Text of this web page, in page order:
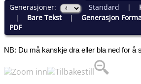
Generasjoner: Standard |
| Bare Tekst| Generasjon
PDF
NB: Du må kanskje dra eller bla ned for å